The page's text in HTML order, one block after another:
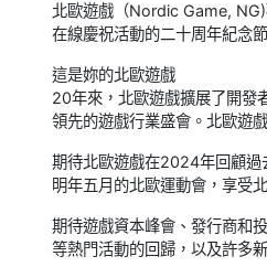
北歐遊戲（Nordic Game,
在線慶祝活動的二十周年紀念
這是妳的北歐遊戲
20年來，北歐遊戲擴展了開發
領先的遊戲行業盛會。北歐遊
期待北歐遊戲在2024年回顧過
明年五月的北歐運動會，享受
期待遊戲資本峰會、發行商和
等熱門活動的回歸，以及許多